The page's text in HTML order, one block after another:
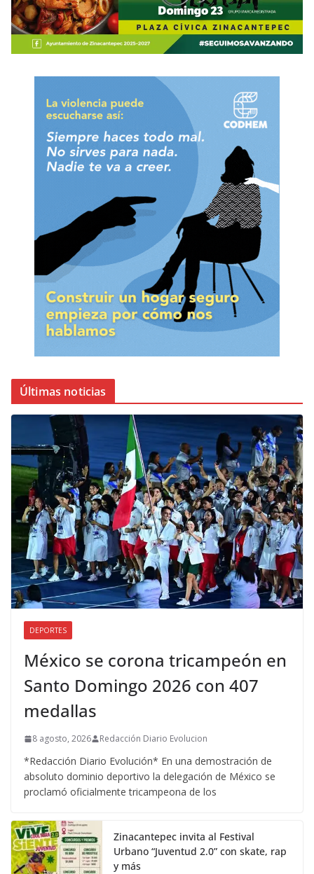
Últimas noticias
DEPORTES
México se corona tricampeón en
Santo Domingo 2026 con 407
medallas
8 agosto, 2026 Redacción Diario Evolucion
*Redacción Diario Evolución* En una demostración de
absoluto dominio deportivo la delegación de México se
proclamó oficialmente tricampeona de los
Zinacantepec invita al Festival
Urbano “Juventud 2.0” con skate, rap
y más